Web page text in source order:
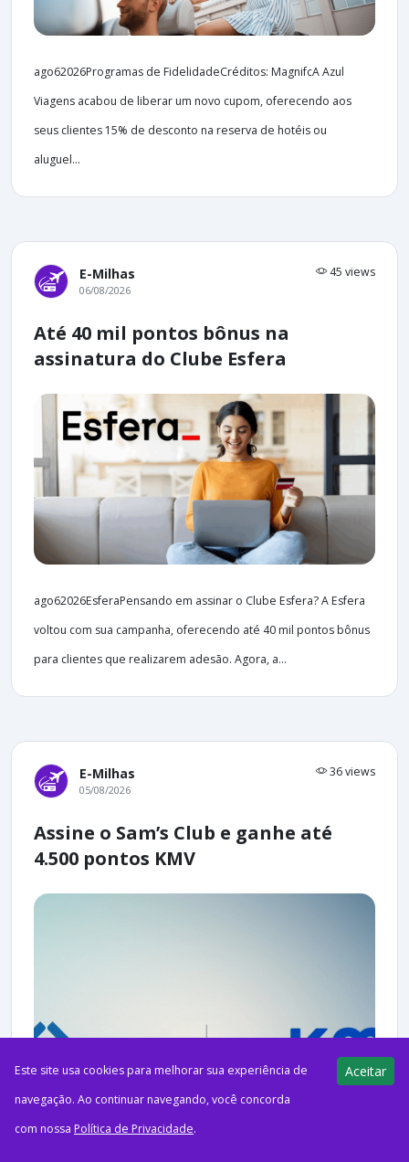
ago62026Programas de FidelidadeCréditos: MagnifcA Azul
Viagens acabou de liberar um novo cupom, oferecendo aos
seus clientes 15% de desconto na reserva de hotéis ou
aluguel...
E-Milhas 45 views
06/08/2026
Até 40 mil pontos bônus na
assinatura do Clube Esfera
ago62026EsferaPensando em assinar o Clube Esfera? A Esfera
voltou com sua campanha, oferecendo até 40 mil pontos bônus
para clientes que realizarem adesão. Agora, a...
E-Milhas 36 views
05/08/2026
Assine o Sam’s Club e ganhe até
4.500 pontos KMV
Este site usa cookies para melhorar sua experiência de
navegação. Ao continuar navegando, você concorda
com nossa Política de Privacidade.
Aceitar